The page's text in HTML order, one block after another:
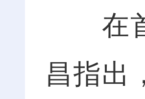
在首
昌指出